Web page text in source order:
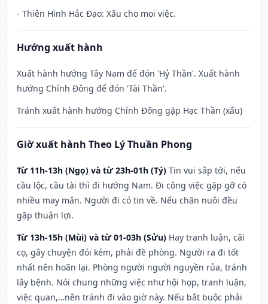
- Thiên Hình Hắc Đạo: Xấu cho mọi việc.
Hướng xuất hành
Xuất hành hướng Tây Nam để đón 'Hỷ Thần'. Xuất hành
hướng Chính Đông để đón 'Tài Thần'.
Tránh xuất hành hướng Chính Đông gặp Hạc Thần (xấu)
Giờ xuất hành Theo Lý Thuần Phong
Từ 11h-13h (Ngọ) và từ 23h-01h (Tý) Tin vui sắp tới, nếu
cầu lộc, cầu tài thì đi hướng Nam. Đi công việc gặp gỡ có
nhiều may mắn. Người đi có tin về. Nếu chăn nuôi đều
gặp thuận lợi.
Từ 13h-15h (Mùi) và từ 01-03h (Sửu) Hay tranh luận, cãi
cọ, gây chuyện đói kém, phải đề phòng. Người ra đi tốt
nhất nên hoãn lại. Phòng người người nguyền rủa, tránh
lây bệnh. Nói chung những việc như hội họp, tranh luận,
việc quan,…nên tránh đi vào giờ này. Nếu bắt buộc phải